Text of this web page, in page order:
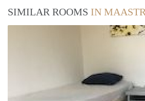
SIMILAR ROOMS IN